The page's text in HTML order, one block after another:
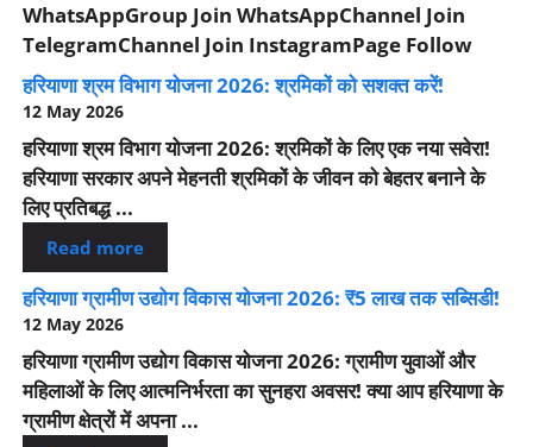
WhatsAppGroup Join WhatsAppChannel Join
TelegramChannel Join InstagramPage Follow
हरियाणा श्रम विभाग योजना 2026: श्रमिकों को सशक्त करें!
12 May 2026
हरियाणा श्रम विभाग योजना 2026: श्रमिकों के लिए एक नया सवेरा!
हरियाणा सरकार अपने मेहनती श्रमिकों के जीवन को बेहतर बनाने के
लिए प्रतिबद्ध ...
Read more
हरियाणा ग्रामीण उद्योग विकास योजना 2026: ₹5 लाख तक सब्सिडी!
12 May 2026
हरियाणा ग्रामीण उद्योग विकास योजना 2026: ग्रामीण युवाओं और
महिलाओं के लिए आत्मनिर्भरता का सुनहरा अवसर! क्या आप हरियाणा के
ग्रामीण क्षेत्रों में अपना ...